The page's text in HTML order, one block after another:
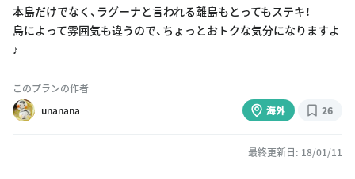
本島だけでなく、ラグーナと言われる離島もとってもステキ！
島によって雰囲気も違うので、ちょっとおトクな気分になりますよ
♪
このプランの作者
unanana
海外 26
最終更新日: 18/01/11